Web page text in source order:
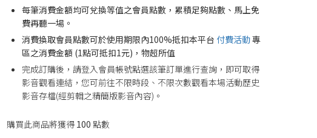
每筆消費金額均可兌換等值之會員點數，累積足夠點數、馬上免
費再聽一場。
消費換取會員點數可於使用期限內100%抵扣本平台 付費活動專
區之消費金額 (1點可抵扣1元)，物超所值
完成訂購後，請登入會員帳號點選該筆訂單進行查詢，即可取得
影音觀看連結，您可前往不限時段、不限次數觀看本場活動歷史
影音存檔(經剪輯之精簡版影音內容)。
購買此商品將獲得 100 點數